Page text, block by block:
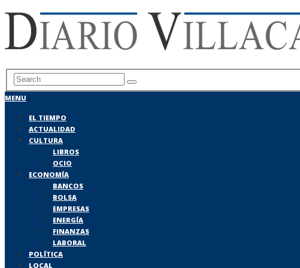
MENU
EL TIEMPO
ACTUALIDAD
CULTURA
LIBROS
OCIO
ECONOMÍA
BANCOS
BOLSA
EMPRESAS
ENERGÍA
FINANZAS
LABORAL
POLÍTICA
LOCAL